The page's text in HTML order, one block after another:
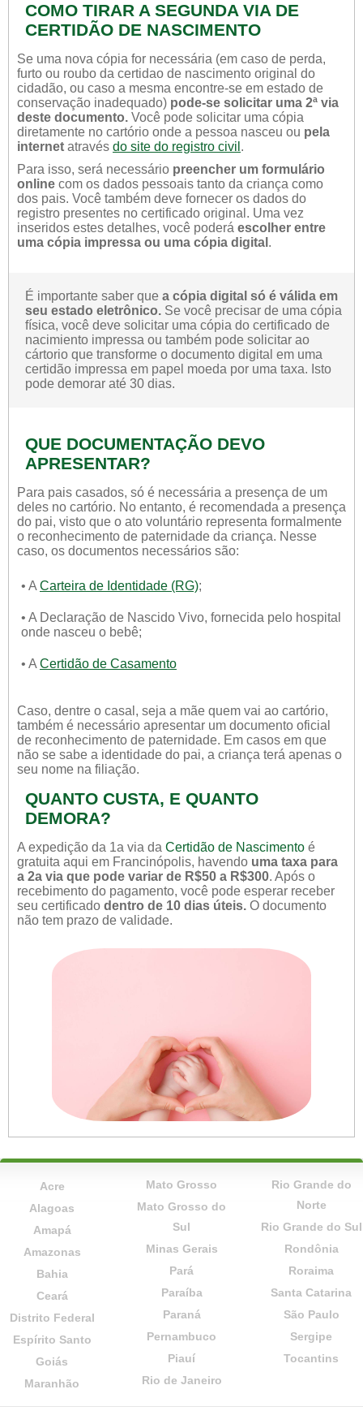
COMO TIRAR A SEGUNDA VIA DE
CERTIDÃO DE NASCIMENTO
Se uma nova cópia for necessária (em caso de perda,
furto ou roubo da certidao de nascimento original do
cidadão, ou caso a mesma encontre-se em estado de
conservação inadequado) pode-se solicitar uma 2ª via
deste documento. Você pode solicitar uma cópia
diretamente no cartório onde a pessoa nasceu ou pela
internet através do site do registro civil .
Para isso, será necessário preencher um formulário
online com os dados pessoais tanto da criança como
dos pais. Você também deve fornecer os dados do
registro presentes no certificado original. Uma vez
inseridos estes detalhes, você poderá escolher entre
uma cópia impressa ou uma cópia digital .
É importante saber que a cópia digital só é válida em
seu estado eletrônico. Se você precisar de uma cópia
física, você deve solicitar uma cópia do certificado de
nacimiento impressa ou também pode solicitar ao
cártorio que transforme o documento digital em uma
certidão impressa em papel moeda por uma taxa. Isto
pode demorar até 30 dias.
QUE DOCUMENTAÇÃO DEVO
APRESENTAR?
Para pais casados, só é necessária a presença de um
deles no cartório. No entanto, é recomendada a presença
do pai, visto que o ato voluntário representa formalmente
o reconhecimento de paternidade da criança. Nesse
caso, os documentos necessários são:
• A Carteira de Identidade (RG);
• A Declaração de Nascido Vivo, fornecida pelo hospital
onde nasceu o bebê;
• A Certidão de Casamento
Caso, dentre o casal, seja a mãe quem vai ao cartório,
também é necessário apresentar um documento oficial
de reconhecimento de paternidade. Em casos em que
não se sabe a identidade do pai, a criança terá apenas o
seu nome na filiação.
QUANTO CUSTA, E QUANTO
DEMORA?
A expedição da 1a via da Certidão de Nascimento é
gratuita aqui em Francinópolis, havendo uma taxa para
a 2a via que pode variar de R$50 a R$300. Após o
recebimento do pagamento, você pode esperar receber
seu certificado dentro de 10 dias úteis. O documento
não tem prazo de validade.
Acre
Alagoas
Amapá
Amazonas
Bahia
Ceará
Distrito Federal
Espírito Santo
Goiás
Maranhão
Mato Grosso
Mato Grosso do
Sul
Minas Gerais
Pará
Paraíba
Paraná
Pernambuco
Piauí
Rio de Janeiro
Rio Grande do
Norte
Rio Grande do Sul
Rondônia
Roraima
Santa Catarina
São Paulo
Sergipe
Tocantins